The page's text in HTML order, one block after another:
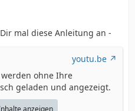
mal diese Anleitung an -
youtu.be
ohne Ihre
geladen und angezeigt.
anzeigen